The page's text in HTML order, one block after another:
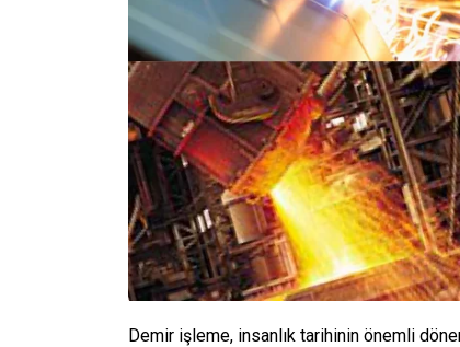
Demir işleme, insanlık tarihinin önemli